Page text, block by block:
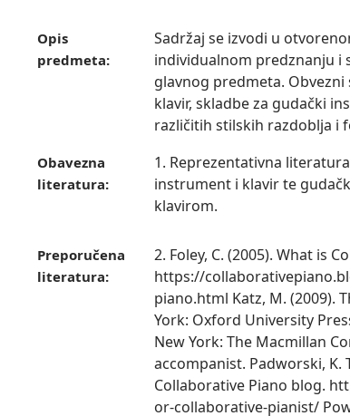
Opis
predmeta:
Sadržaj se izvodi u
individualnom predznanju i
glavnog predmeta.
klavir, skladbe za gudački
različitih stilskih razdoblja i
Obavezna
literatura:
1. Reprezentativna
instrument i klavir te
klavirom.
Preporučena
literatura:
2. Foley, C. (2005). What is
https://
piano.html Katz, M. (2009).
York: Oxford University
New York: The Macmillan
accompanist. Padworski, K.
Collaborative Piano blog.
or-collaborative-pianist/